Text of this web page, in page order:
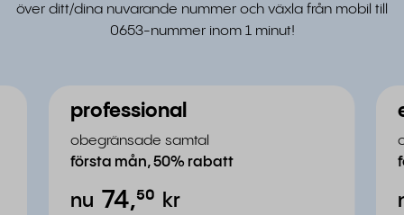
över ditt/dina nuvarande nummer och växla från mobil till
0653-nummer inom 1 minut!
professional
obegränsade samtal
första mån, 50% rabatt
nu kr
74,⁵⁰